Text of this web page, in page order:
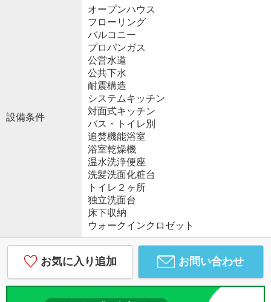
設備条件
オープンハウス
フローリング
バルコニー
プロパンガス
公営水道
公共下水
耐震構造
システムキッチン
対面式キッチン
バス・トイレ別
追焚機能浴室
浴室乾燥機
温水洗浄便座
洗髪洗面化粧台
トイレ２ヶ所
独立洗面台
床下収納
ウォークインクロゼット
お気に入り追加 お問い合わせ